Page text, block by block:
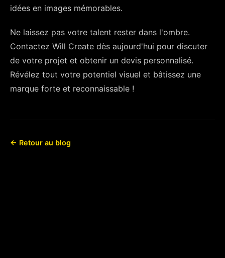
idées en images mémorables.
Ne laissez pas votre talent rester dans l'ombre.
Contactez Will Create dès aujourd'hui pour discuter
de votre projet et obtenir un devis personnalisé.
Révélez tout votre potentiel visuel et bâtissez une
marque forte et reconnaissable !
← Retour au blog